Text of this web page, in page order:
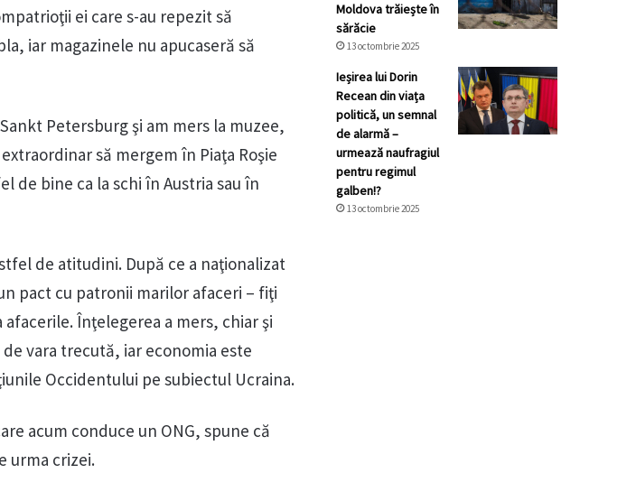
ei care s-au repezit să
iar magazinele nu apucaseră să
Petersburg şi am mers la muzee,
să mergem în Piaţa Roşie
de bine ca la schi în Austria sau în
de atitudini. După ce a naţionalizat
pact cu patronii marilor afaceri – fiţi
Înţelegerea a mers, chiar şi
vara trecută, iar economia este
Occidentului pe subiectul Ucraina.
acum conduce un ONG, spune că
urma crizei.
Moldova trăiește în
sărăcie
13 octombrie 2025
Ieșirea lui Dorin
Recean din viața
politică, un semnal
de alarmă –
urmează naufragiul
pentru regimul
galben!?
13 octombrie 2025